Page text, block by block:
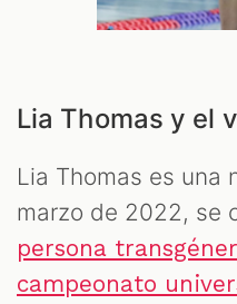
Lia Thomas y el
Lia Thomas es una
marzo de 2022, se
persona
campeonato